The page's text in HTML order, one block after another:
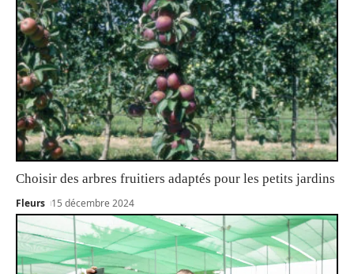
Choisir des arbres fruitiers adaptés pour les petits jardins
Fleurs 15 décembre 2024